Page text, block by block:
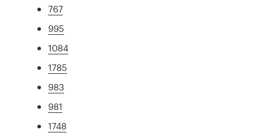
767
995
1084
1785
983
981
1748